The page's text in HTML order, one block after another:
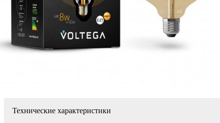
Технические характеристики